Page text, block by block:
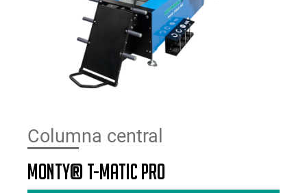
Columna central
monty® T-Matic PRO